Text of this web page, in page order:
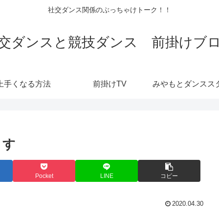
社交ダンス関係のぶっちゃけトーク！！
ダンスと競技ダンス 前掛けブ
上手くなる方法 前掛けTV
Pocket LINE コピー
2020.04.30